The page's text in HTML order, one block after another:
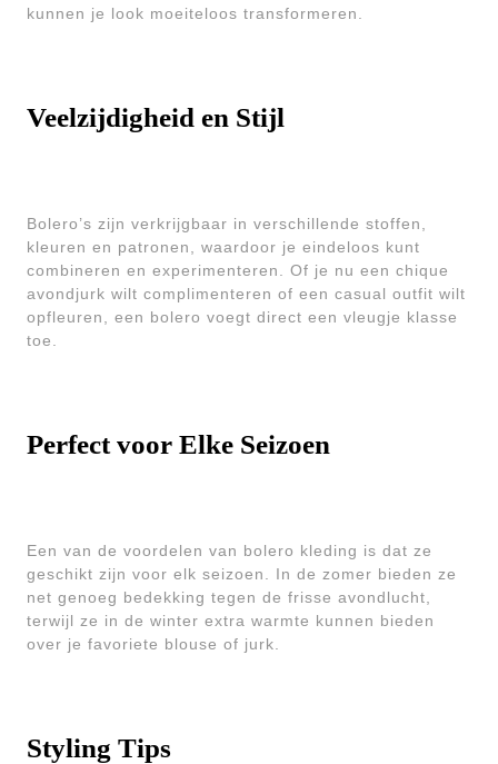
kunnen je look moeiteloos transformeren.
Veelzijdigheid en Stijl
Bolero’s zijn verkrijgbaar in verschillende stoffen,
kleuren en patronen, waardoor je eindeloos kunt
combineren en experimenteren. Of je nu een chique
avondjurk wilt complimenteren of een casual outfit wilt
opfleuren, een bolero voegt direct een vleugje klasse
toe.
Perfect voor Elke Seizoen
Een van de voordelen van bolero kleding is dat ze
geschikt zijn voor elk seizoen. In de zomer bieden ze
net genoeg bedekking tegen de frisse avondlucht,
terwijl ze in de winter extra warmte kunnen bieden
over je favoriete blouse of jurk.
Styling Tips